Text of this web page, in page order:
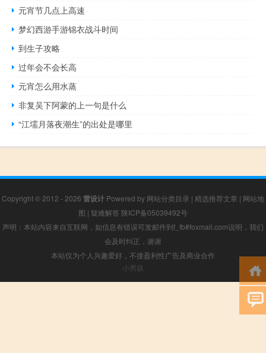
元宵节几点上高速
梦幻西游手游锦衣战斗时间
到生子攻略
过年会不会长高
元宵怎么用水蒸
非复吴下阿蒙的上一句是什么
“江壖月落夜潮生”的出处是哪里
Copyright © 2012 - 2026 雷设计 Powered by 网站分类目录 | 精选推荐文章 | 网站地
图 | 疑难解答 陕ICP备05039492号
声明：本站内容来自互联网，如信息有错误可发邮件到f_fb#foxmail.com说明，我们
会及时纠正，谢谢
本站仅为个人兴趣爱好，不接盈利性广告及商业合作
小男孩